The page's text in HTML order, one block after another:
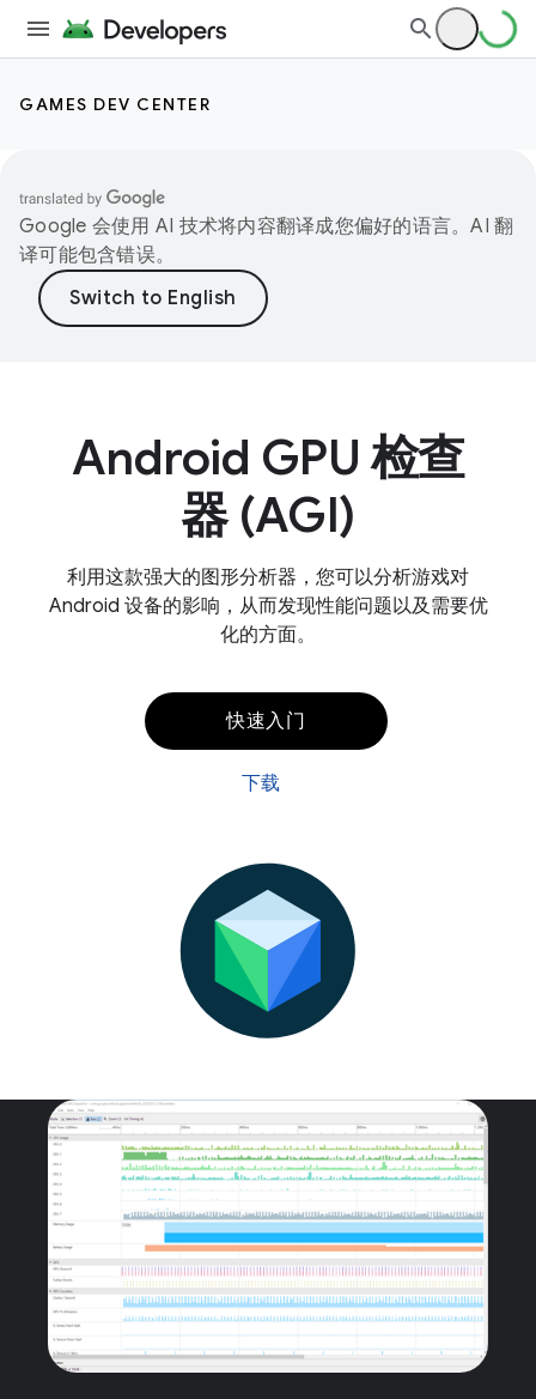
GAMES DEV CENTER
Google 会使用 AI 技术将内容翻译成您偏好的语言。AI 翻
译可能包含错误。
Android GPU 检查
器 (AGI)
利用这款强大的图形分析器，您可以分析游戏对
Android 设备的影响，从而发现性能问题以及需要优
化的方面。
快速入门
下载